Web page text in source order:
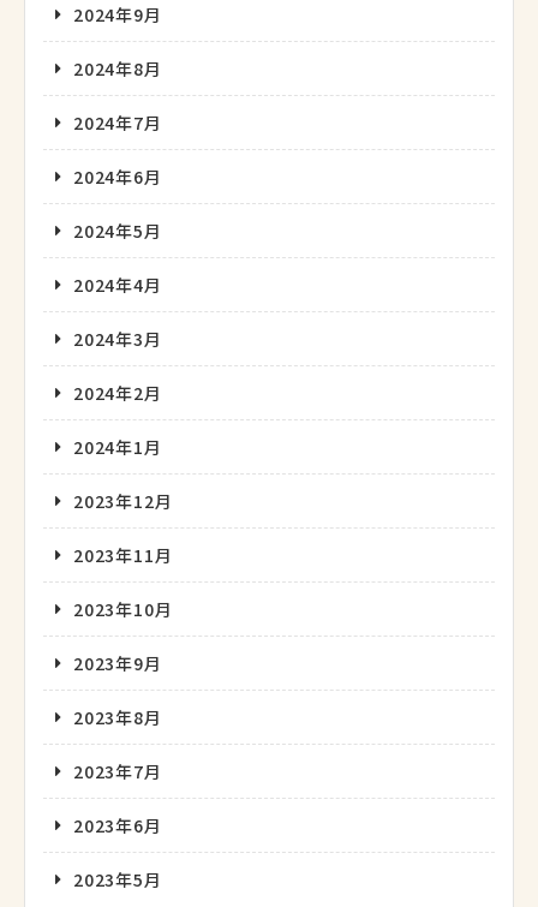
2024年9月
2024年8月
2024年7月
2024年6月
2024年5月
2024年4月
2024年3月
2024年2月
2024年1月
2023年12月
2023年11月
2023年10月
2023年9月
2023年8月
2023年7月
2023年6月
2023年5月